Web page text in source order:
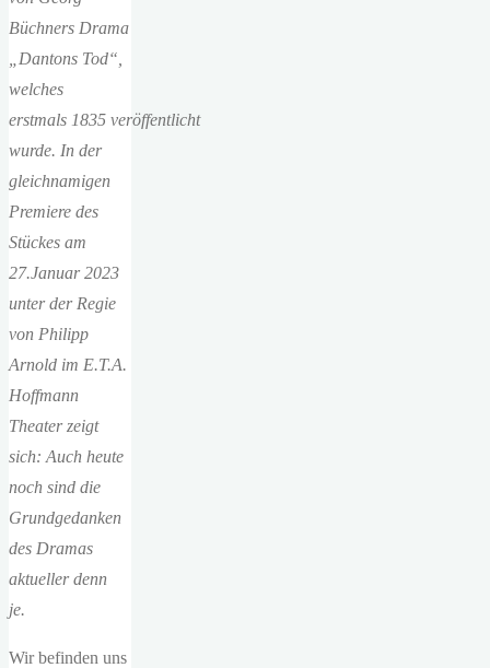
Büchners Drama
„Dantons Tod“,
welches
erstmals 1835 veröffentlicht
wurde. In der
gleichnamigen
Premiere des
Stückes am
27.Januar 2023
unter der Regie
von Philipp
Arnold im E.T.A.
Hoffmann
Theaterzeigt
sich: Auch heute
noch sind die
Grundgedanken
des Dramas
aktueller denn
je.
Wir befinden uns